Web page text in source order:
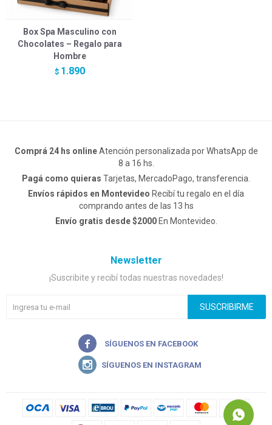
Box Spa Masculino con
Chocolates – Regalo para
Hombre
$ 1.890
Comprá 24 hs onlineAtención personalizada por WhatsApp de
8 a 16 hs.
Pagá como quieras Tarjetas, MercadoPago, transferencia.
Envíos rápidos en Montevideo Recibí tu regalo en el día
comprando antes de las 13 hs
Envío gratis desde $2000En Montevideo.
Newsletter
¡Suscribite y recibí todas nuestras novedades!
SUSCRIBIRME

